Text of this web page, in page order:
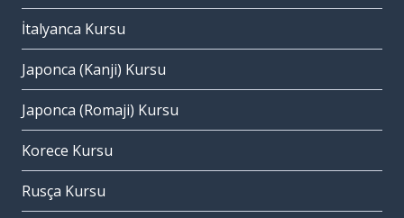
İtalyanca Kursu
Japonca (Kanji) Kursu
Japonca (Romaji) Kursu
Korece Kursu
Rusça Kursu